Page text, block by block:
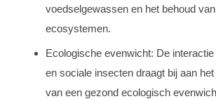
voedselgewassen en het behoud
ecosystemen.
Ecologische evenwicht: De
en sociale insecten draagt bij aan
van een gezond ecologisch